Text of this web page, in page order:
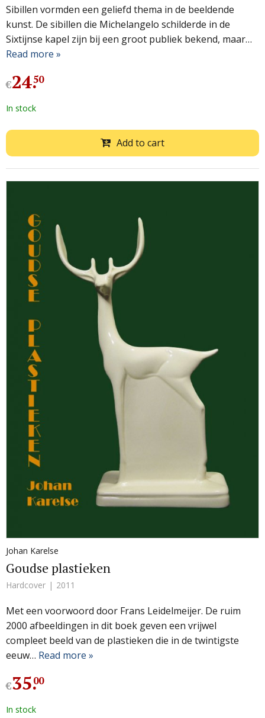
Sibillen vormden een geliefd thema in de beeldende
kunst. De sibillen die Michelangelo schilderde in de
Sixtijnse kapel zijn bij een groot publiek bekend, maar…
Read more »
€24.
50
In stock
Add to cart
Johan Karelse
Goudse plastieken
Hardcover 2011
Met een voorwoord door Frans Leidelmeijer. De ruim
2000 afbeeldingen in dit boek geven een vrijwel
compleet beeld van de plastieken die in de twintigste
eeuw… Read more »
€35.
00
In stock